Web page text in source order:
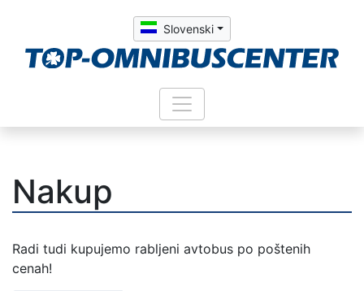
Slovenski
Nakup
Radi tudi kupujemo rabljeni avtobus po poštenih
cenah!